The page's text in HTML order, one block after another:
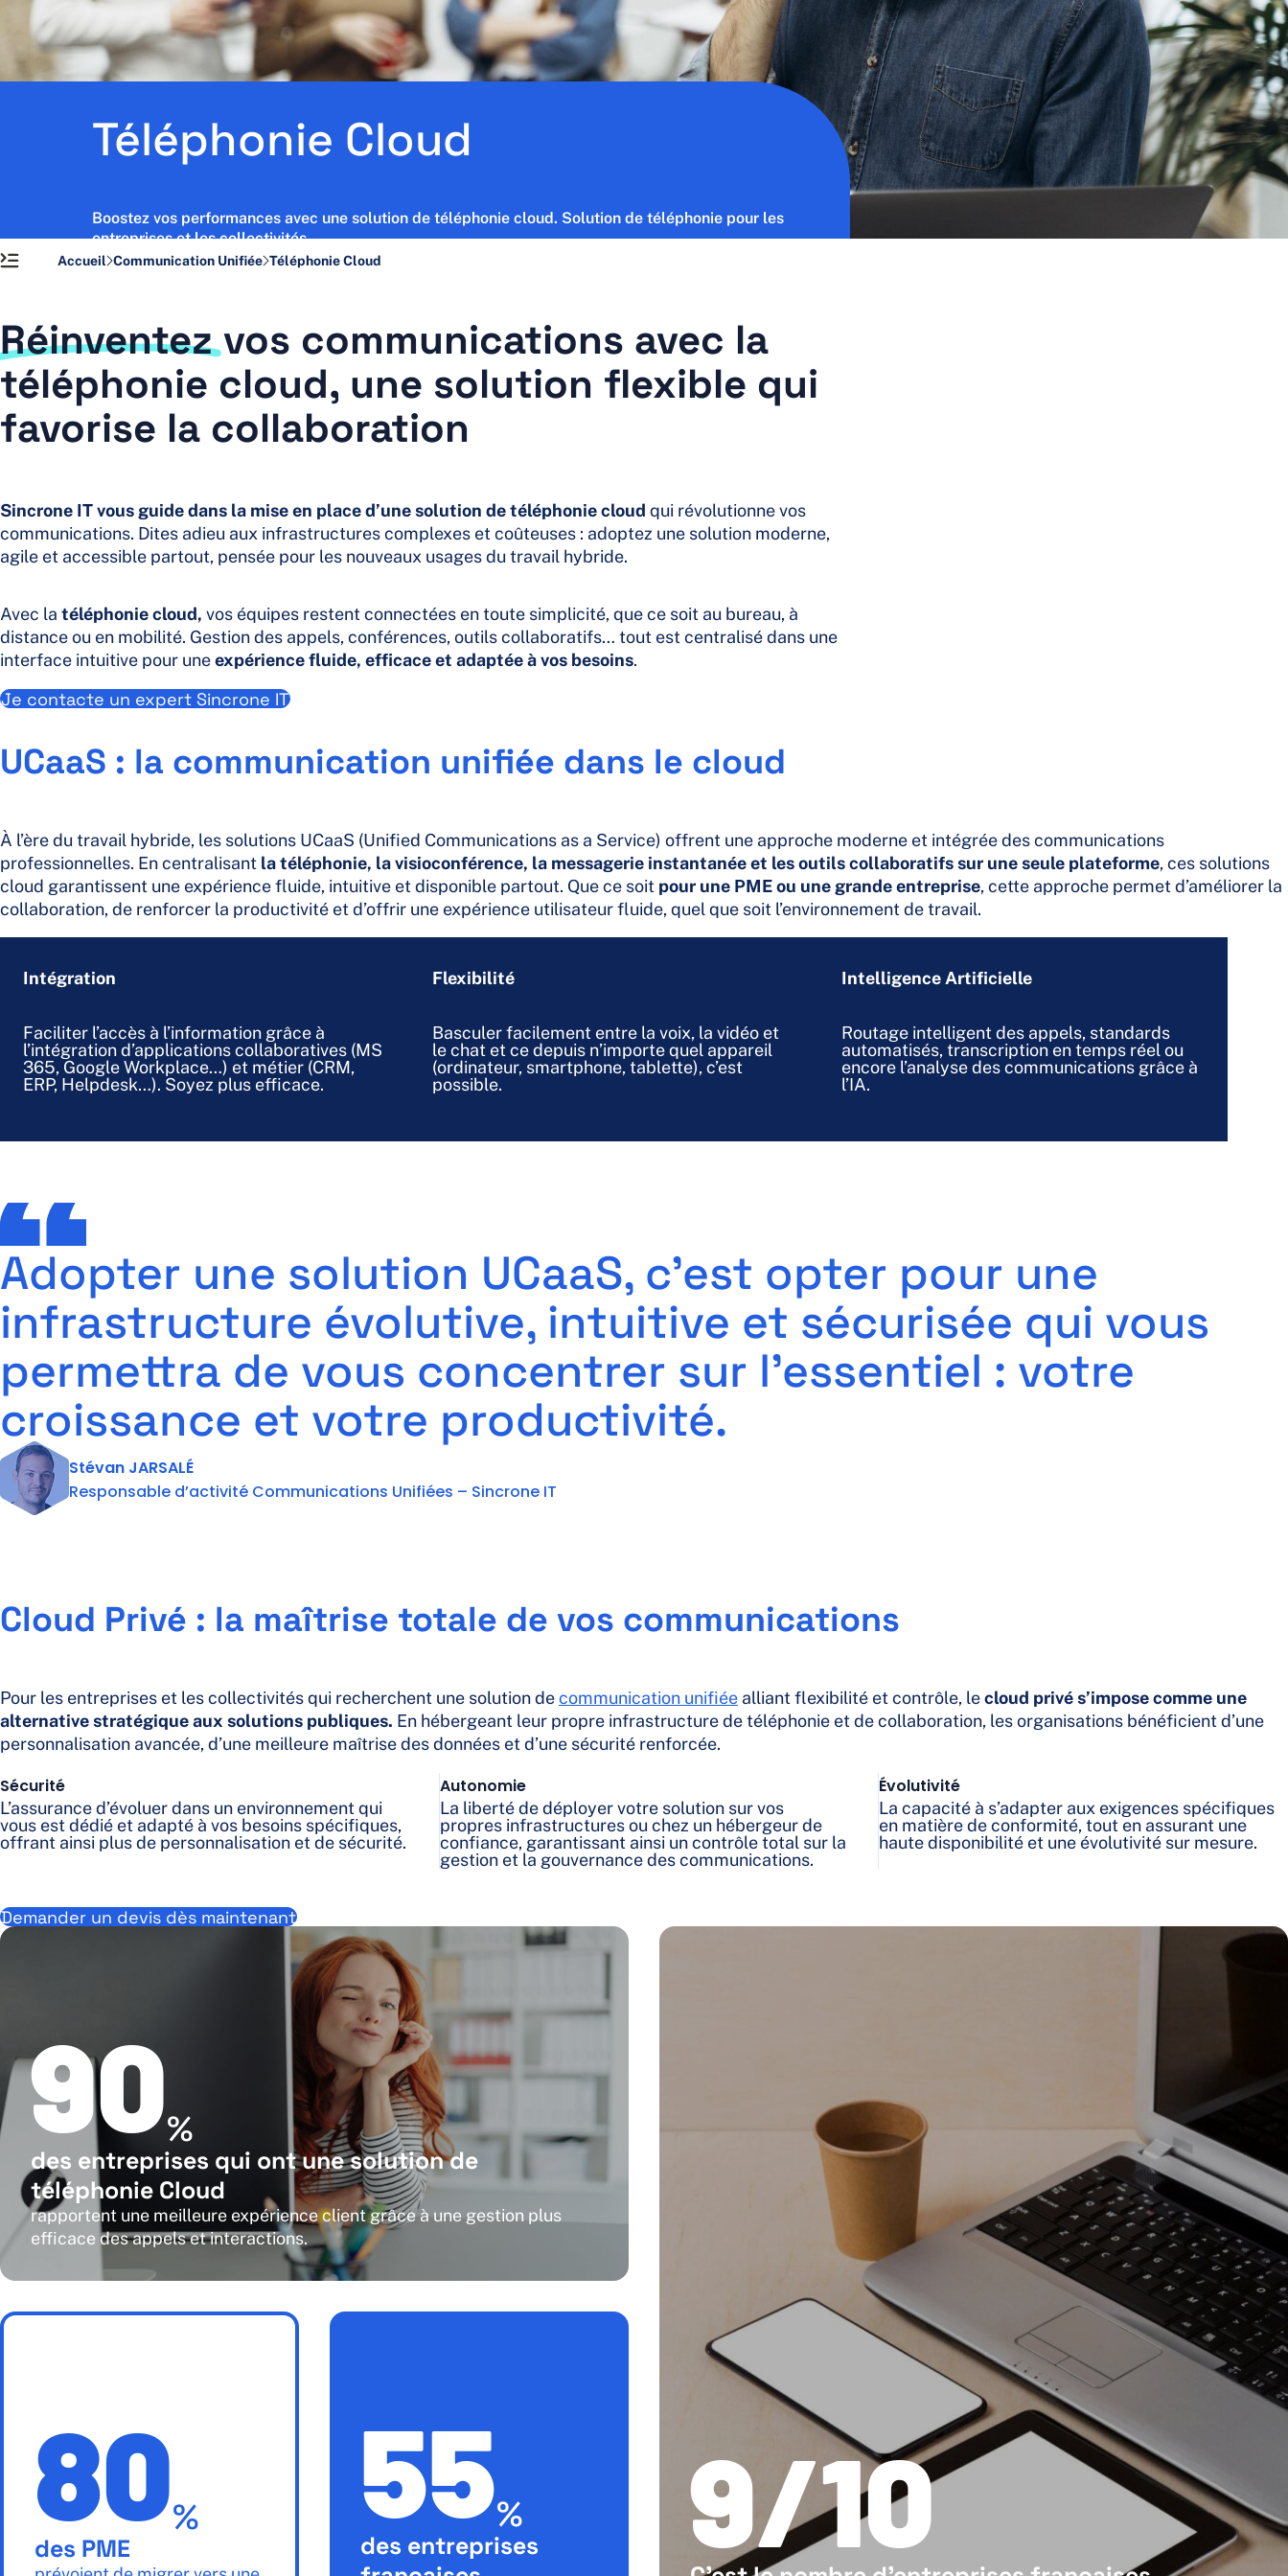
Contact
Support
Téléphonie Cloud
Boostez vos performances avec une solution de téléphonie cloud. Solution de téléphonie pour les
entreprises et les collectivités.
Accueil Communication Unifiée Téléphonie Cloud
Réinventezvos communications avec la
téléphonie cloud, une solution flexible qui
favorise la collaboration
Sincrone IT vous guide dans la mise en place d’une solution de téléphonie cloud qui révolutionne vos
communications. Dites adieu aux infrastructures complexes et coûteuses : adoptez une solution moderne,
agile et accessible partout, pensée pour les nouveaux usages du travail hybride.
Avec la téléphonie cloud, vos équipes restent connectées en toute simplicité, que ce soit au bureau, à
distance ou en mobilité. Gestion des appels, conférences, outils collaboratifs… tout est centralisé dans une
interface intuitive pour uneexpérience fluide, efficace et adaptée à vos besoins.
Je contacte un expert Sincrone IT
UCaaS : la communication unifiée dans le cloud
À l’ère du travail hybride, les solutions UCaaS (Unified Communications as a Service) offrent une approche moderne et intégrée des communications
professionnelles. En centralisant la téléphonie, la visioconférence, la messagerie instantanée et les outils collaboratifs sur une seule plateforme, ces solutions
cloud garantissent une expérience fluide, intuitive et disponible partout. Que ce soit pour une PME ou une grande entreprise, cette approche permet d’améliorer la
collaboration, de renforcer la productivité et d’offrir une expérience utilisateur fluide, quel que soit l’environnement de travail.
Intégration
Faciliter l’accès à l’information grâce à
l’intégration d’applications collaboratives (MS
365, Google Workplace…) et métier (CRM,
ERP, Helpdesk…). Soyez plus efficace.
Flexibilité
Basculer facilement entre la voix, la vidéo et
le chat et ce depuis n’importe quel appareil
(ordinateur, smartphone, tablette), c’est
possible.
Intelligence Artificielle
Routage intelligent des appels, standards
automatisés, transcription en temps réel ou
encore l’analyse des communications grâce à
l’IA.
Adopter une solution UCaaS, c’est opter pour une
infrastructure évolutive, intuitive et sécurisée qui vous
permettra de vous concentrer sur l’essentiel : votre
croissance et votre productivité.
Stévan JARSALÉ
Responsable d’activité Communications Unifiées – Sincrone IT
Cloud Privé : la maîtrise totale de vos communications
Pour les entreprises et les collectivités qui recherchent une solution decommunication unifiée alliant flexibilité et contrôle, lecloud privé s’impose comme une
alternative stratégique aux solutions publiques. En hébergeant leur propre infrastructure de téléphonie et de collaboration, les organisations bénéficient d’une
personnalisation avancée, d’une meilleure maîtrise des données et d’une sécurité renforcée.
Sécurité
L’assurance d’évoluer dans un environnement qui
vous est dédié et adapté à vos besoins spécifiques,
offrant ainsi plus de personnalisation et de sécurité.
Autonomie
La liberté de déployer votre solution sur vos
propres infrastructures ou chez un hébergeur de
confiance, garantissant ainsi un contrôle total sur la
gestion et la gouvernance des communications.
Évolutivité
La capacité à s’adapter aux exigences spécifiques
en matière de conformité, tout en assurant une
haute disponibilité et une évolutivité sur mesure.
Demander un devis dès maintenant
90%
des entreprises qui ont une solution de
téléphonie Cloud
rapportent une meilleure expérience client grâce à une gestion plus
efficace des appels et interactions.
80%
des PME
55%
des entreprises
9/10